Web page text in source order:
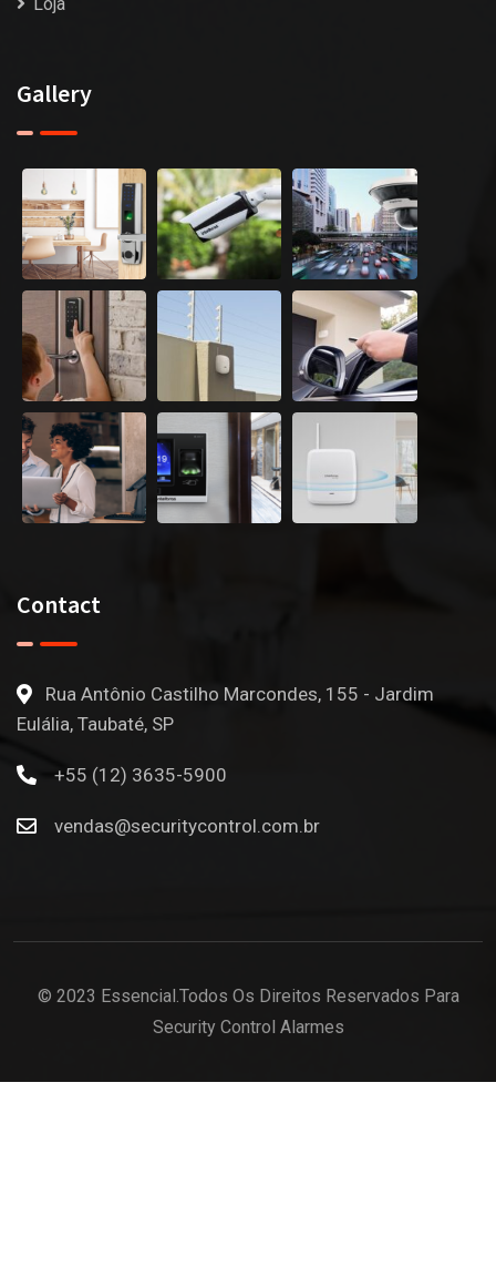
Loja
Gallery
Contact
Rua Antônio Castilho Marcondes, 155 - Jardim
Eulália, Taubaté, SP
+55 (12) 3635-5900
vendas@securitycontrol.com.br
© 2023 Essencial.Todos Os Direitos Reservados Para
Security Control Alarmes